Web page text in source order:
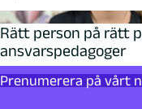
Rätt person på rätt
ansvarspedagoger
Prenumerera på vårt